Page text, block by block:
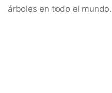
árboles en todo el mundo.